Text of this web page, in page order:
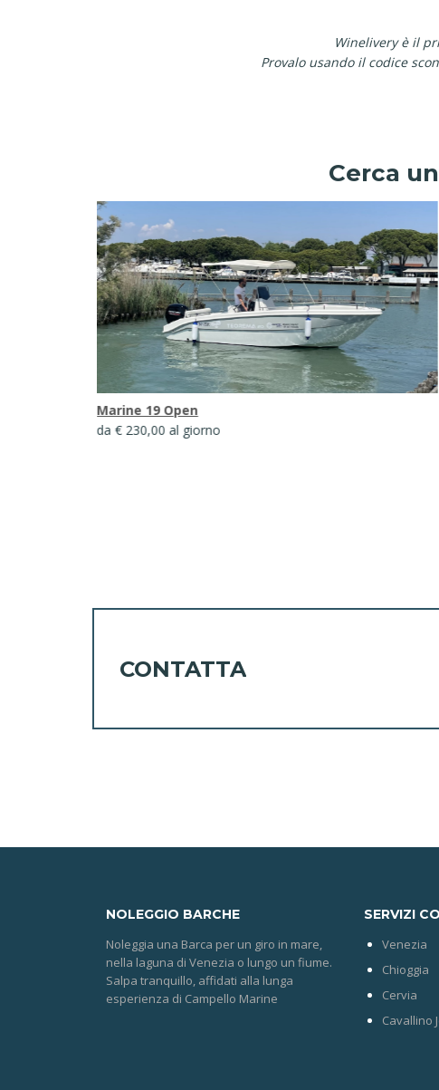
Winelivery è il
Provalo usando il codice
Cerca
Marine 19 Open
da € 230,00 al giorno
CONTATTA
NOLEGGIO BARCHE
Noleggia una Barca per un giro in mare,
nella laguna di Venezia o lungo un fiume.
Salpa tranquillo, affidati alla lunga
esperienza di Campello Marine
SERVIZI
Venezia
Chioggia
Cervia
Cavallino